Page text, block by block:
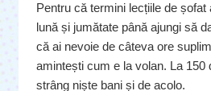
Pentru că termini lecțiile de
lună și jumătate până ajungi să
că ai nevoie de câteva ore
amintești cum e la volan. La 150
strâng niște bani și de acolo.